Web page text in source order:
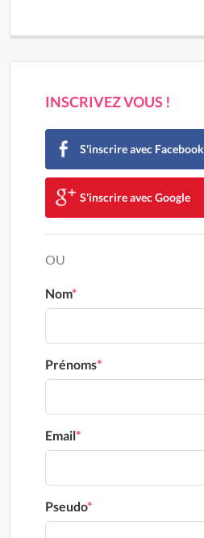
INSCRIVEZ VOUS !
S'inscrire avec Facebook
S'inscrire avec Google
OU
Nom*
Prénoms*
Email*
Pseudo*